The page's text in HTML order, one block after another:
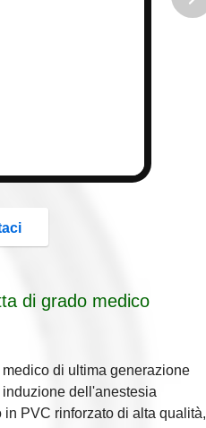
di grado medico
di ultima generazione
dell'anestesia
PVC rinforzato di alta qualità,